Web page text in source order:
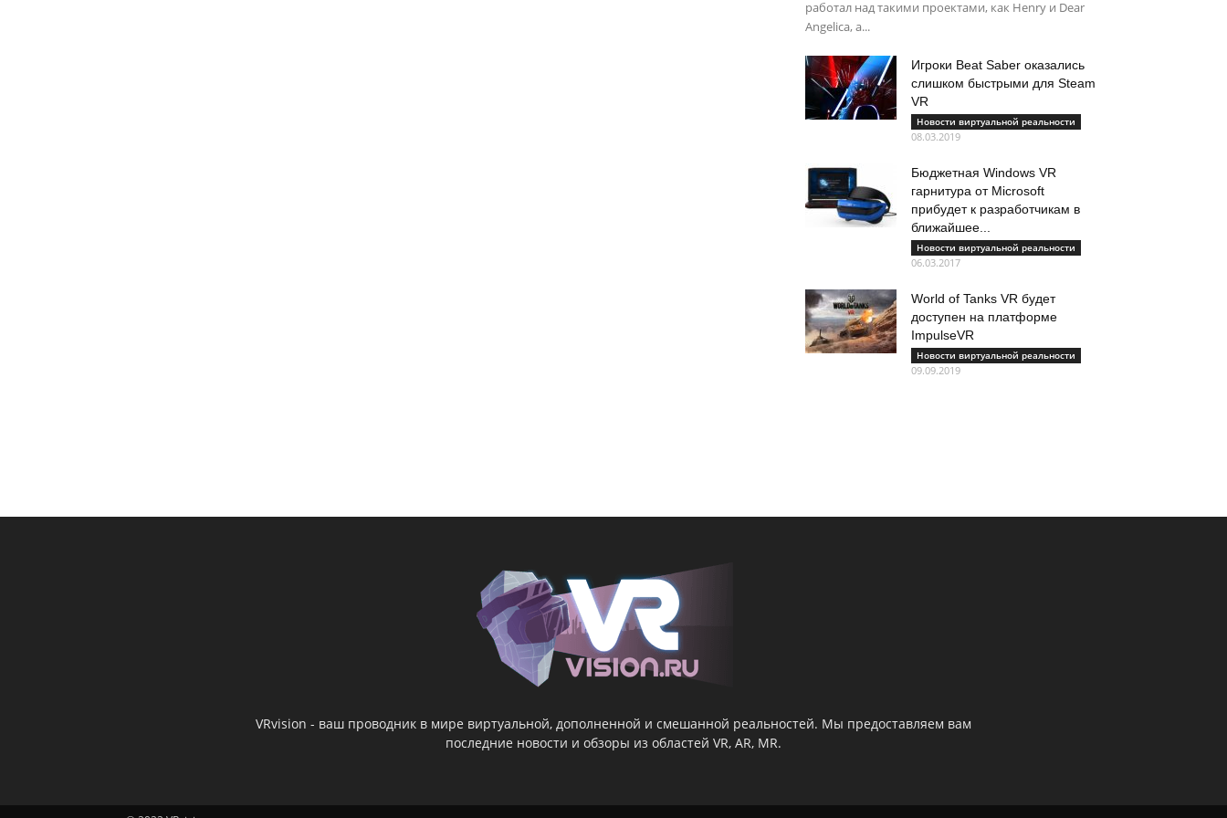
работал над такими проектами, как Henry и Dear
Angelica, а...
Игроки Beat Saber оказались
слишком быстрыми для Steam
VR
Новости виртуальной реальности
08.03.2019
Бюджетная Windows VR
гарнитура от Microsoft
прибудет к разработчикам в
ближайшее...
Новости виртуальной реальности
06.03.2017
World of Tanks VR будет
доступен на платформе
ImpulseVR
Новости виртуальной реальности
09.09.2019
VRvision - ваш проводник в мире виртуальной, дополненной и смешанной реальностей. Мы предоставляем вам
последние новости и обзоры из областей VR, AR, MR.